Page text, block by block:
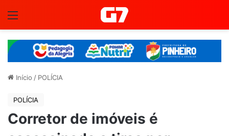
Início / POLÍCIA
POLÍCIA
Corretor de imóveis é